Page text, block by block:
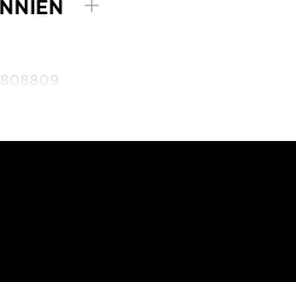
808809